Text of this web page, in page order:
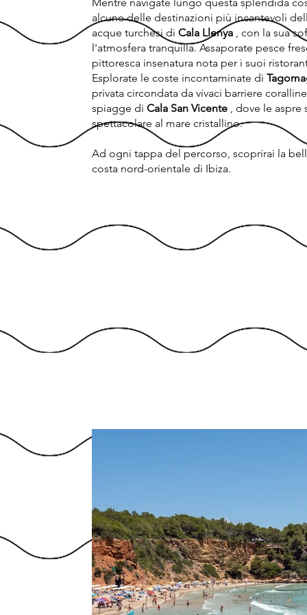
alcune delle destinazioni più incantevoli
acque turchesi diCala Llenya , con la sua
l'atmosfera tranquilla. Assaporate pesce
pittoresca insenatura nota per i suoi
Esplorate le coste incontaminate di
privata circondata da vivaci barriere
spiagge diCala San Vicente , dove le
spettacolare al mare cristallino.
Ad ogni tappa del percorso, scoprirai la
costa nord-orientale di Ibiza.